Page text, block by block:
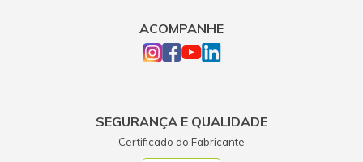
ACOMPANHE
SEGURANÇA E QUALIDADE
Certificado do Fabricante